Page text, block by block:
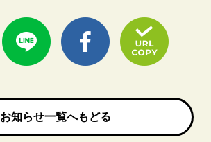
お知らせ一覧へもどる
お知らせ一覧へもどる